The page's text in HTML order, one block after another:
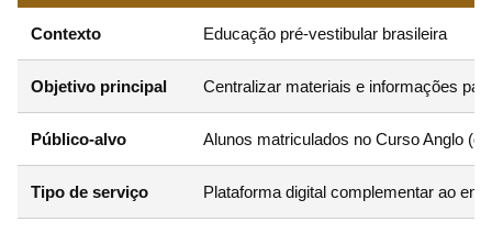
Contexto Educação pré-vestibular brasileira
Objetivo principal Centralizar materiais e informações
Público-alvo Alunos matriculados no Curso Anglo
Tipo de serviço Plataforma digital complementar ao